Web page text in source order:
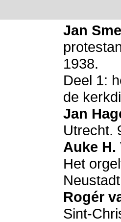
Jan
1938.
Deel 1:
de
Jan
Utrecht.
Auke H.
Het
Rogér
Sint-